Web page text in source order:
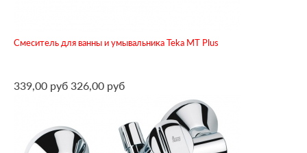
Смеситель для ванны и умывальника Teka MT Plus
339,00 руб 326,00 руб